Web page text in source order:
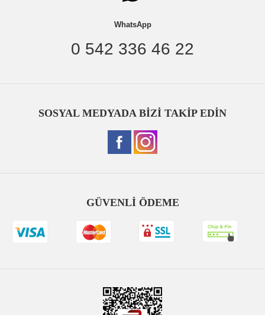
WhatsApp
0 542 336 46 22
SOSYAL MEDYADA BİZİ TAKİP EDİN
GÜVENLİ ÖDEME